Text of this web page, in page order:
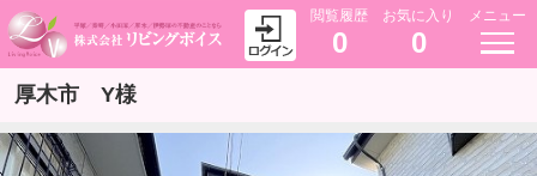
閲覧履歴
0
お気に入り
0
メニュー
厚木市 Y様